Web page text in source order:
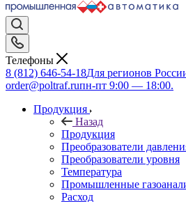
Телефоны
8 (812) 646-54-18Для регионов
order@poltraf.ruпн-пт 9:00 — 18:00.
Продукция
Назад
Продукция
Преобразователи
Преобразователи уровня
Температура
Промышленные
Расход